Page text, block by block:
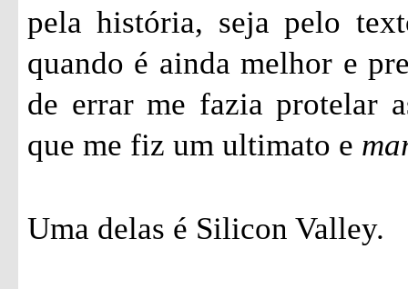
pela história, seja pelo
quando é ainda melhor e
de errar me fazia protelar
que me fiz um ultimato e
Uma delas é Silicon Valley.